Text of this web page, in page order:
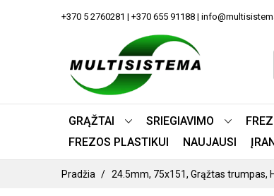
+370 5 2760281 | +370 655 91188 |
GRĄŽTAI SRIEGIAVIMO
FREZOS PLASTIKUI
NAUJAUSI
Pradžia 24.5mm, 75x151, Grąžtas trumpas,